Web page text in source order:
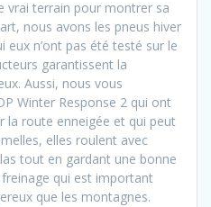
vrai terrain pour montrer sa
nous avons les pneus hiver
eux n’ont pas été testé sur le
garantissent la
Aussi, nous vous
Winter Response 2 qui ont
la route enneigée et qui peut
elles roulent avec
tout en gardant une bonne
qui est important
que les montagnes.